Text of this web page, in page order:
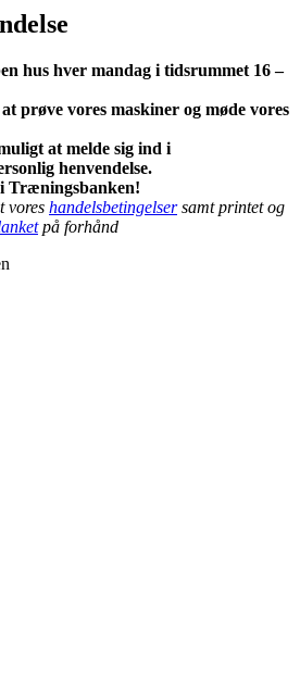
hus hver mandag i tidsrummet 16 –
prøve vores maskiner og møde vores
at melde sig ind i
henvendelse.
Træningsbanken!
vores handelsbetingelsersamt printet og
på forhånd